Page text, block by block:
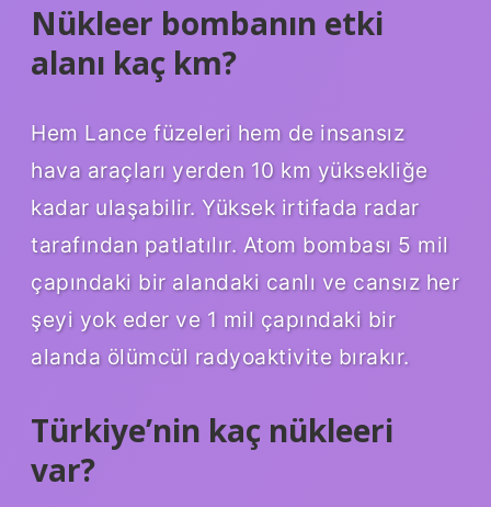
Nükleer bombanın etki
alanı kaç km?
Hem Lance füzeleri hem de insansız
hava araçları yerden 10 km yüksekliğe
kadar ulaşabilir. Yüksek irtifada radar
tarafından patlatılır. Atom bombası 5 mil
çapındaki bir alandaki canlı ve cansız her
şeyi yok eder ve 1 mil çapındaki bir
alanda ölümcül radyoaktivite bırakır.
Türkiye’nin kaç nükleeri
var?